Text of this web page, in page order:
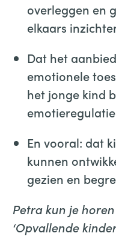
overleggen en
elkaars
Dat het
emotionele
het jonge kind
En vooral: dat
kunnen
gezien en
Petra kun je
‘Opvallende